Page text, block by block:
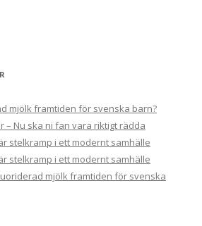
mjölk framtiden för svenska barn?
– Nu ska ni fan vara riktigt rädda
stelkramp i ett modernt samhälle
stelkramp i ett modernt samhälle
mjölk framtiden för svenska